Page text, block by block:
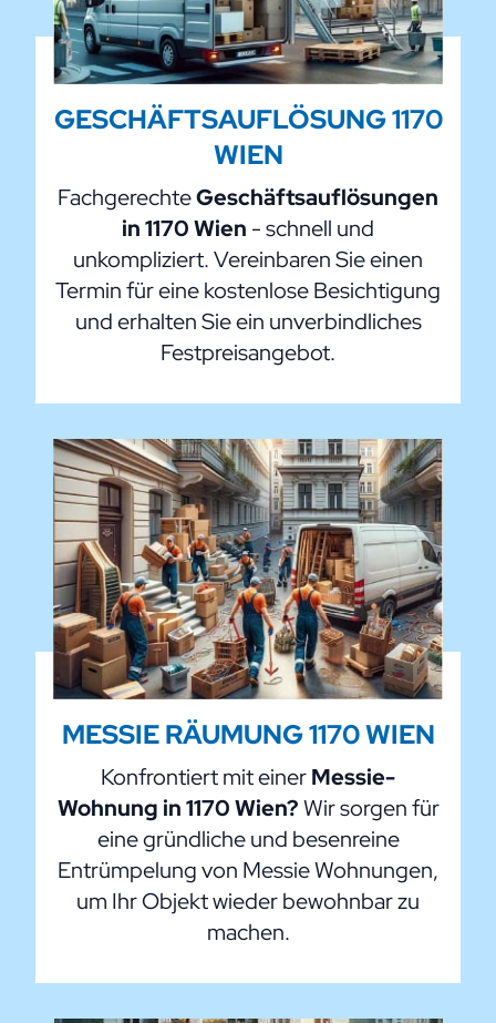
GESCHÄFTSAUFLÖSUNG 1170
WIEN
FachgerechteGeschäftsauflösungen
in 1170 Wien - schnell und
unkompliziert. Vereinbaren Sie einen
Termin für eine kostenlose Besichtigung
und erhalten Sie ein unverbindliches
Festpreisangebot.
MESSIE RÄUMUNG 1170 WIEN
Konfrontiert mit einerMessie-
Wohnung in 1170 Wien?Wir sorgen für
eine gründliche und besenreine
Entrümpelung von Messie Wohnungen,
um Ihr Objekt wieder bewohnbar zu
machen.